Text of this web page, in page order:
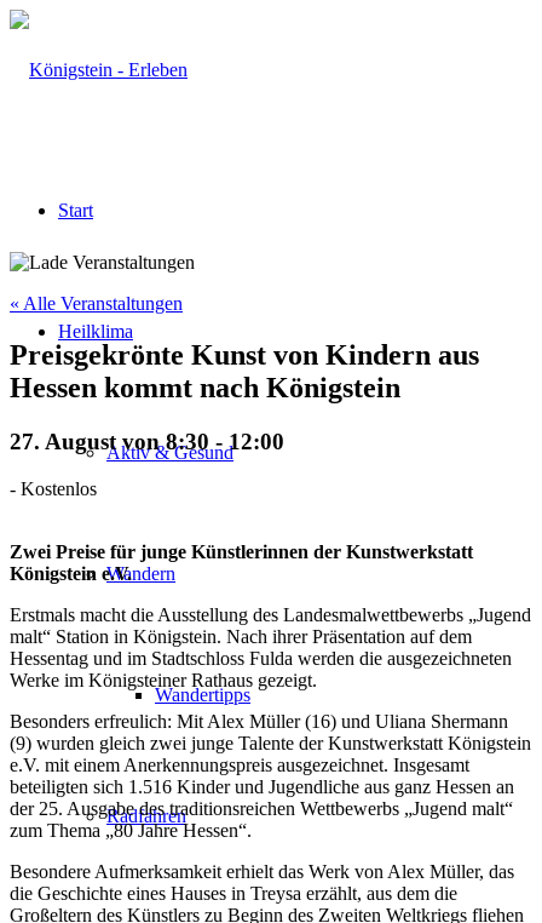
Start
Heilklima
Aktiv & Gesund
Wandern
Wandertipps
Radfahren
« Alle Veranstaltungen
Preisgekrönte Kunst von Kindern aus
Hessen kommt nach Königstein
27. August von 8:30 - 12:00
- Kostenlos
Zwei Preise für junge Künstlerinnen der Kunstwerkstatt
Königstein e.V.
Erstmals macht die Ausstellung des Landesmalwettbewerbs „Jugend
malt“ Station in Königstein. Nach ihrer Präsentation auf dem
Hessentag und im Stadtschloss Fulda werden die ausgezeichneten
Werke im Königsteiner Rathaus gezeigt.
Besonders erfreulich: Mit Alex Müller (16) und Uliana Shermann
(9) wurden gleich zwei junge Talente der Kunstwerkstatt Königstein
e.V. mit einem Anerkennungspreis ausgezeichnet. Insgesamt
beteiligten sich 1.516 Kinder und Jugendliche aus ganz Hessen an
der 25. Ausgabe des traditionsreichen Wettbewerbs „Jugend malt“
zum Thema „80 Jahre Hessen“.
Besondere Aufmerksamkeit erhielt das Werk von Alex Müller, das
die Geschichte eines Hauses in Treysa erzählt, aus dem die
Großeltern des Künstlers zu Beginn des Zweiten Weltkriegs fliehen